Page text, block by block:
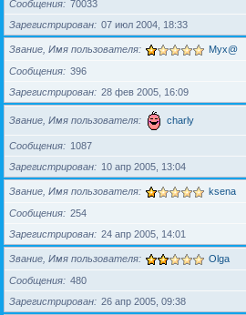
Сообщения
70033
Зарегистрирован
07 июл 2004, 18:33
Звание, Имя пользователя Myx@
Сообщения
396
Зарегистрирован
28 фев 2005, 16:09
Звание, Имя пользователя charly
Сообщения
1087
Зарегистрирован
10 апр 2005, 13:04
Звание, Имя пользователя ksena
Сообщения
254
Зарегистрирован
24 апр 2005, 14:01
Звание, Имя пользователя Olga
Сообщения
480
Зарегистрирован
26 апр 2005, 09:38